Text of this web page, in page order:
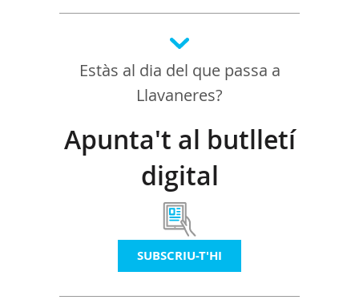
Estàs al dia del que passa a
Llavaneres?
Apunta't al butlletí
digital
SUBSCRIU-T'HI